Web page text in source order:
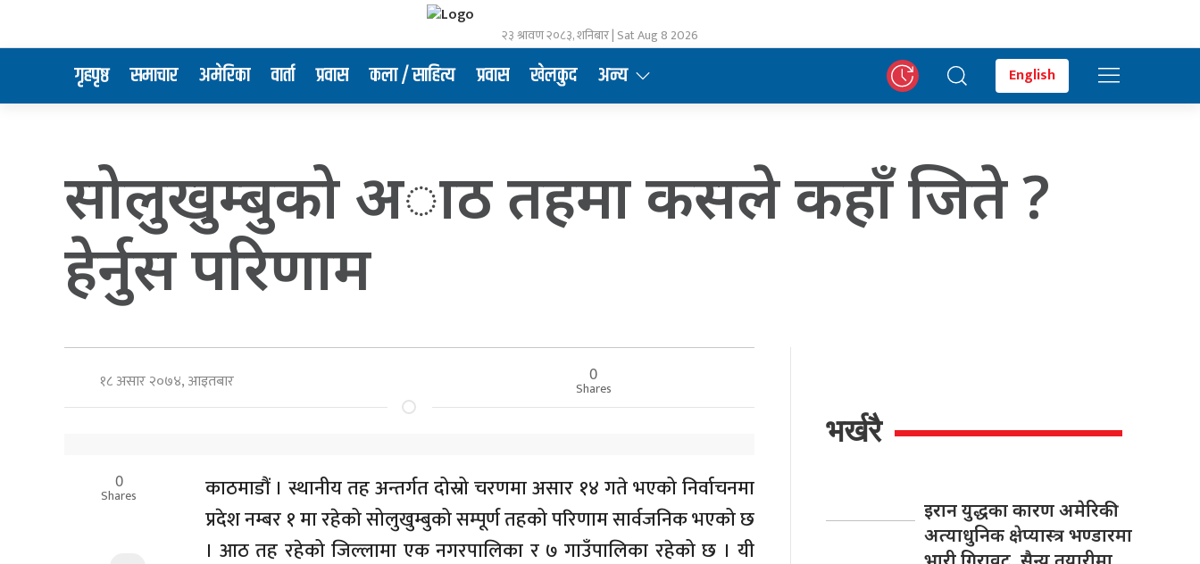
२३ श्रावण २०८३, शनिबार | Sat Aug 8 2026
गृहपृष्ठ समाचार अमेरिका वार्ता प्रवास कला / साहित्य प्रवास खेलकुद अन्य English
सोलुखुम्बुको अाठ तहमा कसले कहाँ जिते ?
हेर्नुस परिणाम
१८ असार २०७४, आइतबार 0
Shares
0
Shares
काठमाडौं । स्थानीय तह अन्तर्गत दोस्रो चरणमा असार १४ गते भएको निर्वाचनमा
प्रदेश नम्बर १ मा रहेको सोलुखुम्बुको सम्पूर्ण तहको परिणाम सार्वजनिक भएको छ
। आठ तह रहेको जिल्लामा एक नगरपालिका र ७ गाउँपालिका रहेको छ । यी
भर्खरै
इरान युद्धका कारण अमेरिकी
अत्याधुनिक क्षेप्यास्त्र भण्डारमा